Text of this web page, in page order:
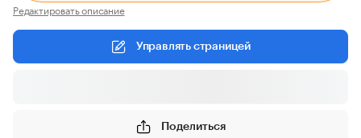
Редактировать описание
Управлять страницей
Поделиться